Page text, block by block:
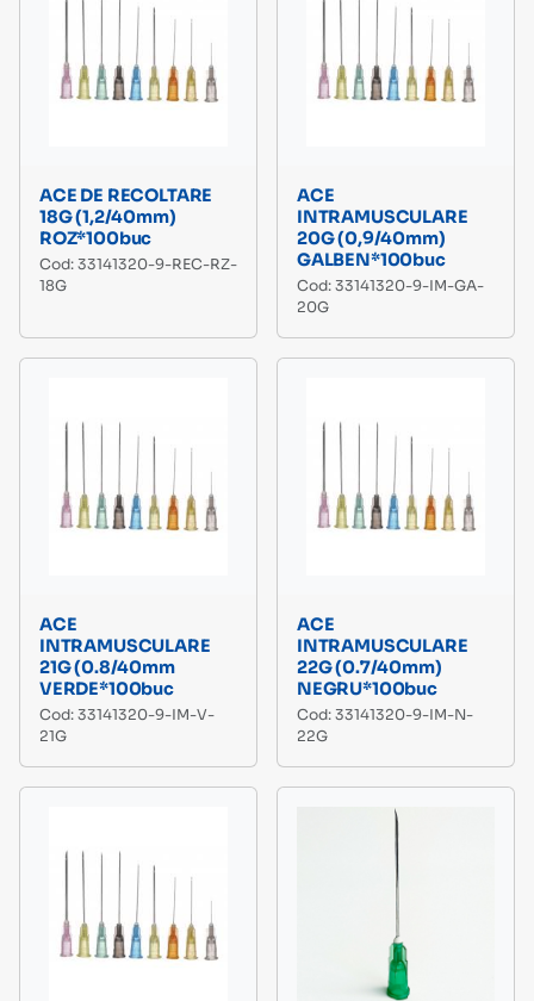
ACE DE RECOLTARE
18G (1,2/40mm)
ROZ*100buc
Cod: 33141320-9-REC-RZ-
18G
ACE
INTRAMUSCULARE
20G (0,9/40mm)
GALBEN*100buc
Cod: 33141320-9-IM-GA-
20G
ACE
INTRAMUSCULARE
21G (0.8/40mm
VERDE*100buc
Cod: 33141320-9-IM-V-
21G
ACE
INTRAMUSCULARE
22G (0.7/40mm)
NEGRU*100buc
Cod: 33141320-9-IM-N-
22G